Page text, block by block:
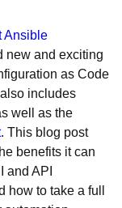
Ansible
new and exciting
as Code
includes
well as the
. This blog post
benefits it can
and API
to take a full